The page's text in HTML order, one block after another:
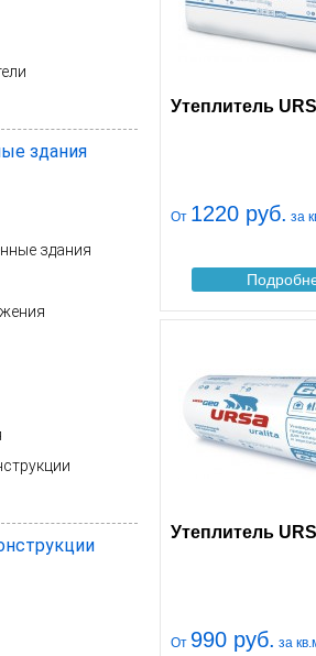
здания
здания
Утеплитель
От 1220 руб. за
Утеплитель
От 990 руб. за